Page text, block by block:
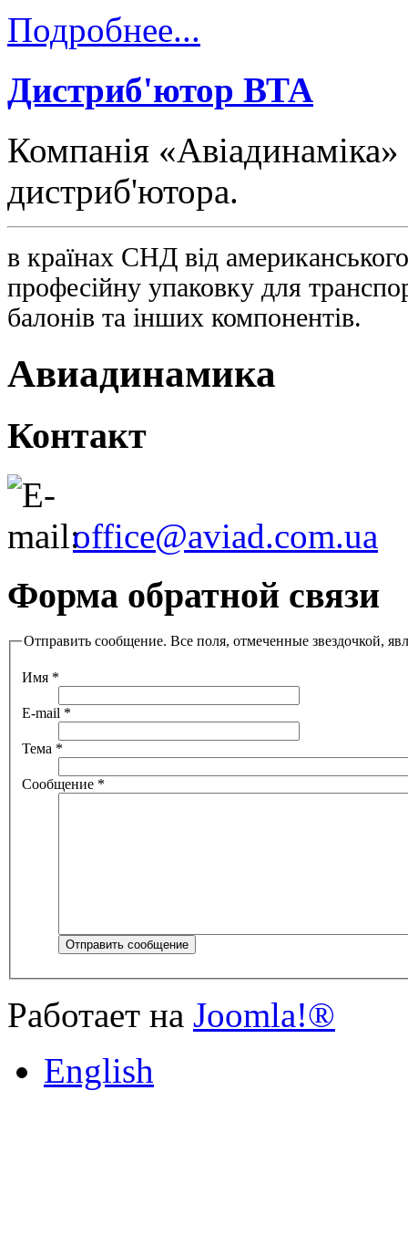
Подробнее...
Дистриб'ютор ВТА
Компанія «Авіадинаміка»
дистриб'ютора.
в країнах СНД від
професійну упаковку для
балонів та інших компонентів.
Авиадинамика
Контакт
office@aviad.com.ua
Форма обратной связи
Отправить сообщение. Все поля, отмеченные звездочкой,
Имя *
E-mail *
Тема *
Сообщение *
Отправить сообщение
Работает на Joomla!®
English